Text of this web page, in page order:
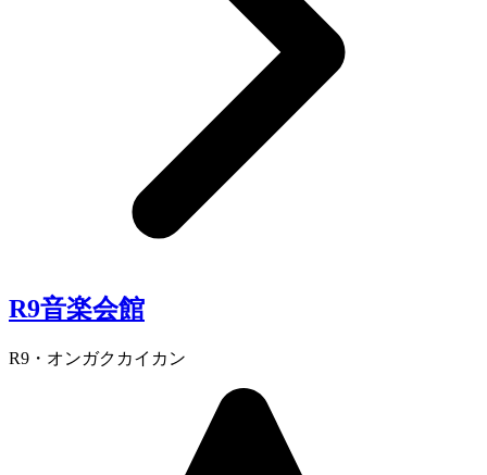
R9音楽会館
R9・オンガクカイカン